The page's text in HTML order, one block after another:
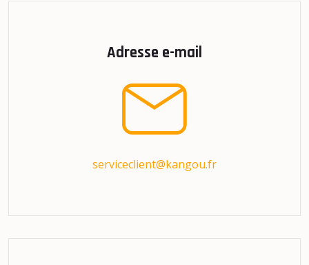
Adresse e-mail
serviceclient@kangou.fr